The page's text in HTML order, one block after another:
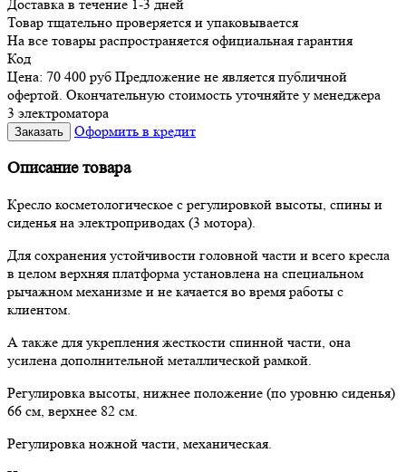
Доставка в течение 1-3 дней
Товар тщательно проверяется и упаковывается
На все товары распространяется официальная гарантия
Код
Цена: 70 400 руб Предложение не является публичной
офертой. Окончательную стоимость уточняйте у менеджера
3 электроматора
Оформить в кредит
Описание товара
Кресло косметологическое с регулировкой высоты, спины и
сиденья на электроприводах (3 мотора).
Для сохранения устойчивости головной части и всего кресла
в целом верхняя платформа установлена на специальном
рычажном механизме и не качается во время работы с
клиентом.
А также для укрепления жесткости спинной части, она
усилена дополнительной металлической рамкой.
Регулировка высоты, нижнее положение (по уровню сиденья)
66 см, верхнее 82 см.
Регулировка ножной части, механическая.